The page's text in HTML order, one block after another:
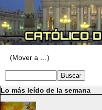
Lo más leído de la semana